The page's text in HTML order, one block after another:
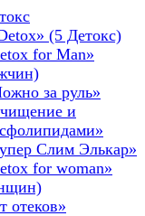
(5 Детокс)
for Man»
за руль»
и
Слим Элькар»
for woman»
отеков»